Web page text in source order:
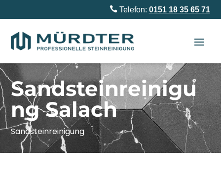
Telefon: 0151 18 35 65 71
Sandsteinreinigu
ng Salach
Sandsteinreinigung